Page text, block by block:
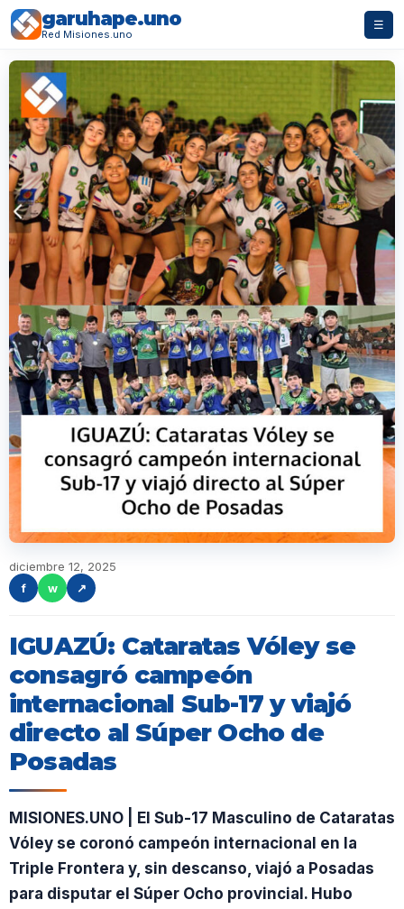
garuhape.uno
Red Misiones.uno
☰
diciembre 12, 2025
f
w ↗
IGUAZÚ: Cataratas Vóley se
consagró campeón
internacional Sub-17 y viajó
directo al Súper Ocho de
Posadas
MISIONES.UNO | El Sub-17 Masculino de Cataratas
Vóley se coronó campeón internacional en la
Triple Frontera y, sin descanso, viajó a Posadas
para disputar el Súper Ocho provincial. Hubo